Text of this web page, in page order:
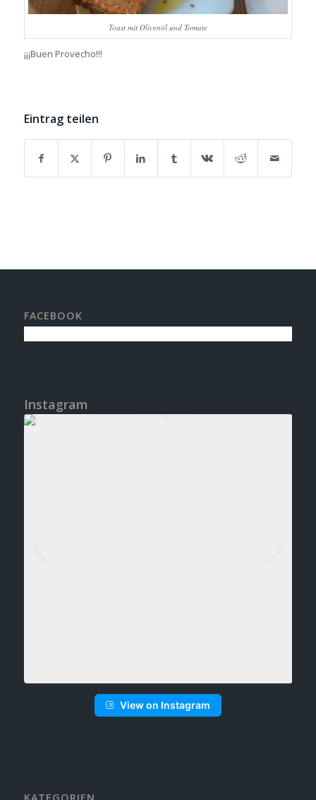
Toast mit Olivenöl und Tomate
¡¡¡Buen Provecho!!!
Eintrag teilen
FACEBOOK
Instagram
View on Instagram